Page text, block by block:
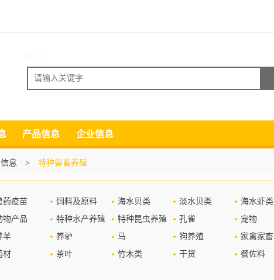
搜索
产品信息 企业信息
息 > 特种兽畜养殖
药疫苗 饲料及原料 海水贝类 淡水贝类 海水虾类
物产品 特种水产养殖 特种昆虫养殖 孔雀 宠物
羊 养驴 马 狗养殖 家禽家畜
材 茶叶 竹木类 干货 餐佐料